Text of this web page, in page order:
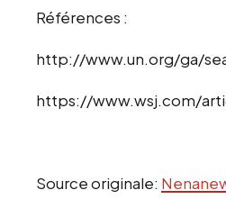
Références :
http://www.un.org/ga/
https://www.wsj.com/
Source originale: